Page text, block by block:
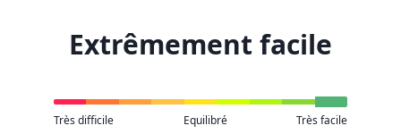
Extrêmement facile
Très difficile Equilibré Très facile